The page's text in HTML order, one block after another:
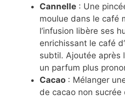
Cannelle : Une
moulue dans le café
l’infusion libère ses
enrichissant le café
subtil. Ajoutée après
un parfum plus
Cacao : Mélanger
de cacao non